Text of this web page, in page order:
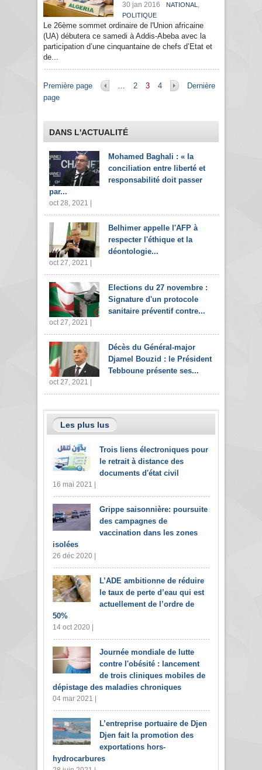
30 jan 2016 NATIONAL ,
POLITIQUE
Le 26ème sommet ordinaire de l'Union africaine
(UA) débutera ce samedi à Addis-Abeba avec la
participation d’une cinquantaine de chefs d’Etat et
de...
Pages
Première page … 2 3 4
Dernière
page
DANS L'ACTUALITÉ
Mohamed Baghali : « la
conciliation entre liberté et
responsabilité doit passer
par...
oct 28, 2021 |
Belhimer appelle l'AFP à
respecter l'éthique et la
déontologie...
oct 27, 2021 |
Elections du 27 novembre :
Signature d'un protocole
sanitaire préventif contre...
oct 27, 2021 |
Décès du Général-major
Djamel Bouzid : le Président
Tebboune présente ses...
oct 27, 2021 |
Les plus lus
Trois liens électroniques pour
le retrait à distance des
documents d'état civil
16 mai 2021 |
Grippe saisonnière: poursuite
des campagnes de
vaccination dans les zones
isolées
26 déc 2020 |
L’ADE ambitionne de réduire
le taux de perte d’eau qui est
actuellement de l’ordre de
50%
14 oct 2020 |
Journée mondiale de lutte
contre l'obésité : lancement
de trois cliniques mobiles de
dépistage des maladies chroniques
04 mar 2021 |
L’entreprise portuaire de Djen
Djen fait la promotion des
exportations hors-
hydrocarbures